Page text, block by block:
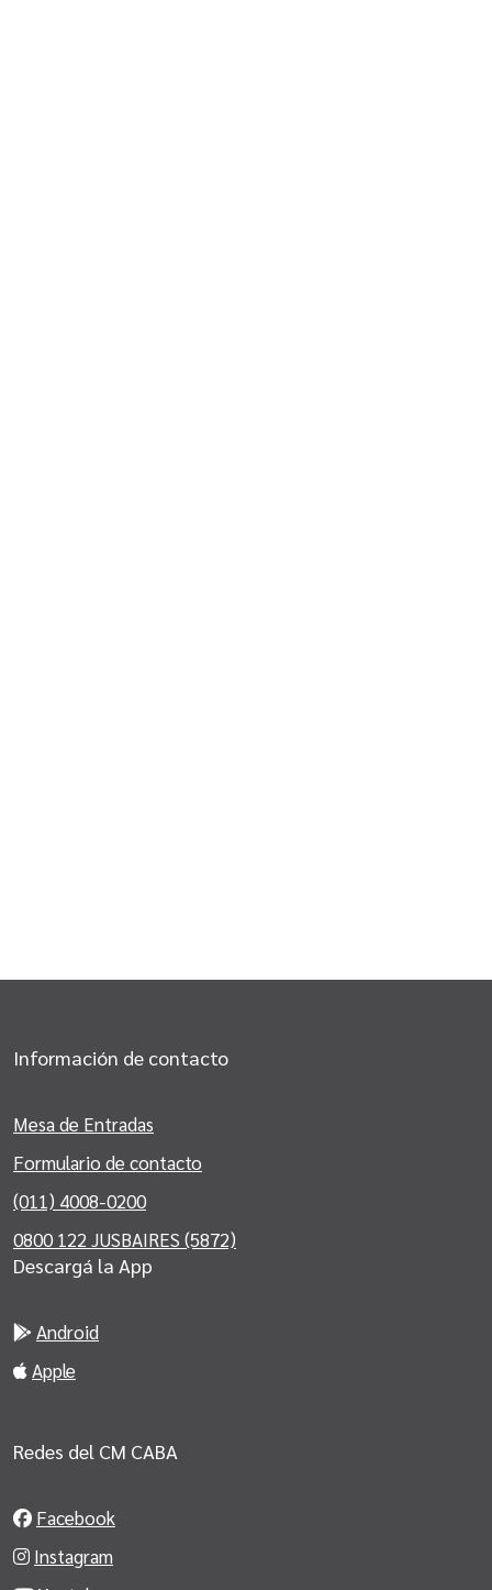
Información de contacto
Mesa de Entradas
Formulario de contacto
(011) 4008-0200
0800 122 JUSBAIRES (5872)
Descargá la App
Android
Apple
Redes del CM CABA
Facebook
Instagram